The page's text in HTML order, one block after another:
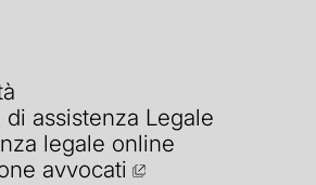
assistenza Legale
legale online
avvocati